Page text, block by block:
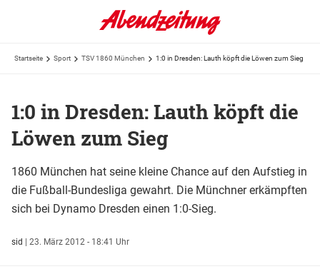
Startseite Sport TSV 1860 München 1:0 in Dresden: Lauth köpft die Löwen zum Sieg
1:0 in Dresden: Lauth köpft die
Löwen zum Sieg
1860 München hat seine kleine Chance auf den Aufstieg in
die Fußball-Bundesliga gewahrt. Die Münchner erkämpften
sich bei Dynamo Dresden einen 1:0-Sieg.
sid | 23. März 2012 - 18:41 Uhr